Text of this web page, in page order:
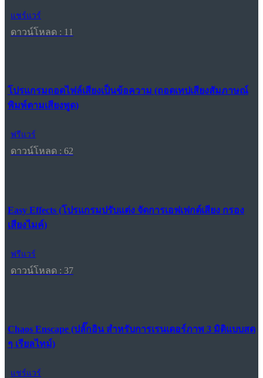
แชร์แวร์
ดาวน์โหลด : 11
โปรแกรมถอดไฟล์เสียงเป็นข้อความ (ถอดเทปเสียงสัมภาษณ์
พิมพ์ตามเสียงพูด)
ฟรีแวร์
ดาวน์โหลด : 62
Easy Effects (โปรแกรมปรับแต่ง จัดการเอฟเฟกต์เสียง กรอง
เสียงไมค์)
ฟรีแวร์
ดาวน์โหลด : 37
Chaos Enscape (ปลั๊กอิน สำหรับการเรนเดอร์ภาพ 3 มิติแบบสด
ๆ เรียลไทม์)
แชร์แวร์